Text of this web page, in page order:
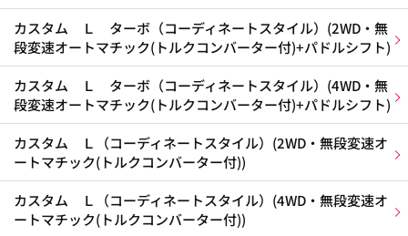
カスタム Ｌ ターボ（コーディネートスタイル）(2WD・無
段変速オートマチック(トルクコンバーター付)+パドルシフト)
カスタム Ｌ ターボ（コーディネートスタイル）(4WD・無
段変速オートマチック(トルクコンバーター付)+パドルシフト)
カスタム Ｌ（コーディネートスタイル）(2WD・無段変速オ
ートマチック(トルクコンバーター付))
カスタム Ｌ（コーディネートスタイル）(4WD・無段変速オ
ートマチック(トルクコンバーター付))